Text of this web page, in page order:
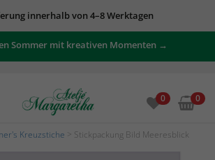
innerhalb von 4–8 Werktagen
Sommer mit kreativen Momenten →
0 0
Kreuzstiche > Stickpackung Bild Meeresblick